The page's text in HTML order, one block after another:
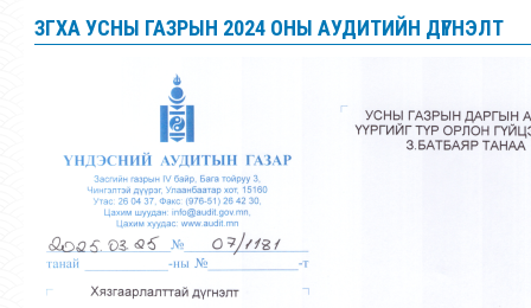
ЗГХА УСНЫ ГАЗРЫН 2024 ОНЫ АУДИТИЙН ДҮГНЭЛТ